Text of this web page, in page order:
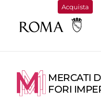
Acquista
MERCATI
FORI